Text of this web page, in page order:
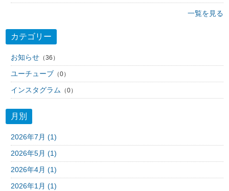
一覧を見る
カテゴリー
お知らせ （36）
ユーチューブ （0）
インスタグラム （0）
月別
2026年7月 (1)
2026年5月 (1)
2026年4月 (1)
2026年1月 (1)